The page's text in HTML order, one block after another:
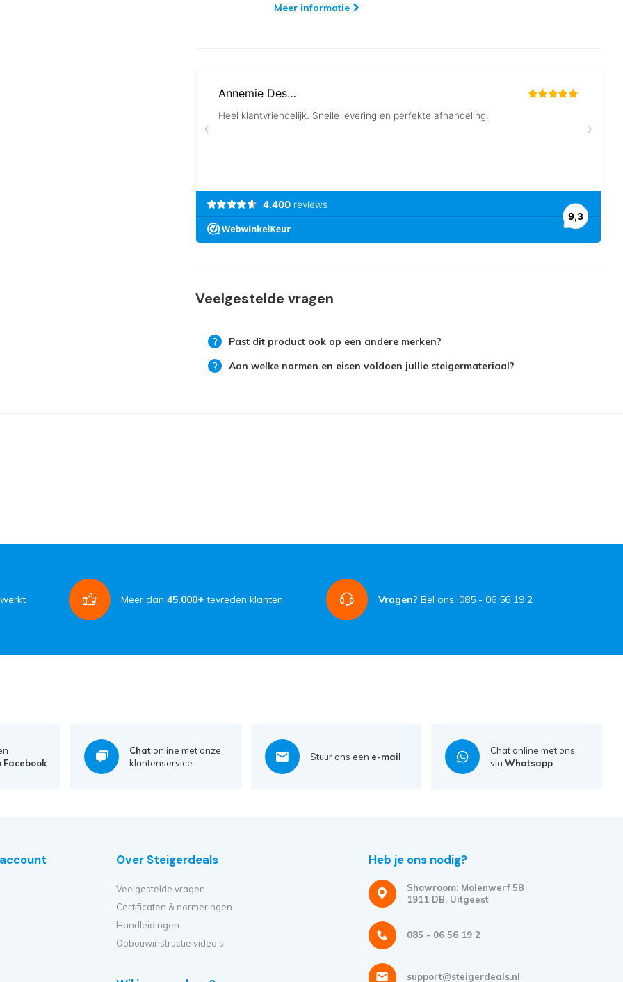
Meer informatie
Veelgestelde vragen
Past dit product ook op een andere merken?
Aan welke normen en eisen voldoen jullie steigermateriaal?
Meer dan 45.000+ tevreden klanten Vragen? Bel ons: 085 - 06 56 19 2
Facebook
Chat online met onze
klantenservice
Stuur ons een e-mail
Chat online met ons
viaWhatsapp
Over Steigerdeals
Veelgestelde vragen
Certificaten & normeringen
Handleidingen
Opbouwinstructie video's
Heb je ons nodig?
Showroom: Molenwerf 58
1911 DB, Uitgeest
085 - 06 56 19 2
support@steigerdeals.nl